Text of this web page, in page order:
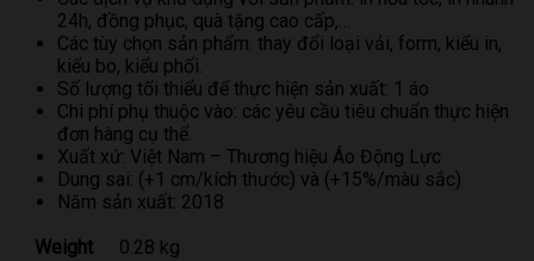
24h, đồng phục, quà tặng cao cấp,…
Các tùy chọn sản phẩm: thay đổi loại vải, form, kiểu in,
kiểu bo, kiểu phối.
Số lượng tối thiểu để thực hiện sản xuất: 1 áo
Chi phí phụ thuộc vào: các yêu cầu tiêu chuẩn thực hiện
đơn hàng cụ thể.
Xuất xứ: Việt Nam – Thương hiệu Áo Động Lực
Dung sai: (+1 cm/kích thước) và (+15%/màu sắc)
Năm sản xuất: 2018
Weight
0.28 kg